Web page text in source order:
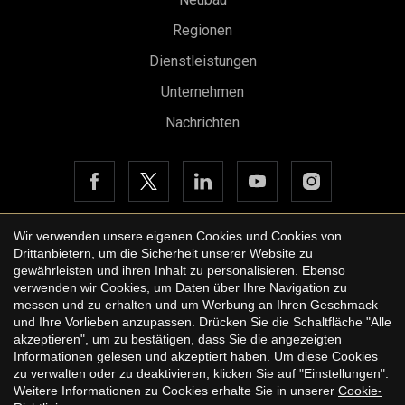
l'Eixample ist ein wahres Immobilienjuwel, perfekt für
diejenigen, die eine Kombination aus Eleganz, Komfort und
erstklassigen Annehmlichkeiten in einer einzigartigen
Umgebung suchen. Das durchdachte Design und die
hervorragende Lage machen sie zu einem idealen Zuhause,
um die beste Lebensqualität in Barcelona zu genießen.
Regionen
Dienstleistungen
Unternehmen
Nachrichten
Copyright © 2026 Urbane International Real Estate
Rechtshinweis der Website
Datenschutzbestimmungen
Cookie-Richtlinie
byiEstrategic
Wir verwenden unsere eigenen Cookies und Cookies von
Drittanbietern, um die Sicherheit unserer Website zu
gewährleisten und ihren Inhalt zu personalisieren. Ebenso
verwenden wir Cookies, um Daten über Ihre Navigation zu
messen und zu erhalten und um Werbung an Ihren Geschmack
und Ihre Vorlieben anzupassen. Drücken Sie die Schaltfläche "Alle
akzeptieren", um zu bestätigen, dass Sie die angezeigten
Informationen gelesen und akzeptiert haben. Um diese Cookies
zu verwalten oder zu deaktivieren, klicken Sie auf "Einstellungen".
Weitere Informationen zu Cookies erhalte Sie in unserer Cookie-